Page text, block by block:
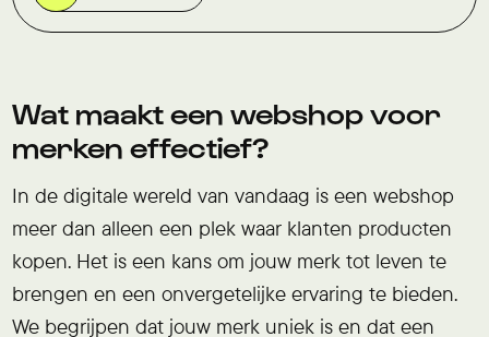
Wat maakt een webshop voor
merken effectief?
In de digitale wereld van vandaag is een webshop
meer dan alleen een plek waar klanten producten
kopen. Het is een kans om jouw merk tot leven te
brengen en een onvergetelijke ervaring te bieden.
We begrijpen dat jouw merk uniek is en dat een